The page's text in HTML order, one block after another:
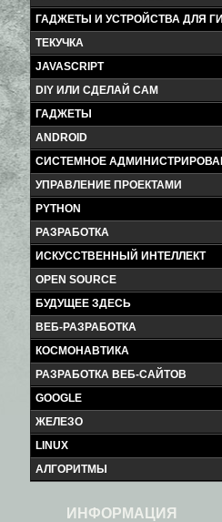
ГАДЖЕТЫ И УСТРОЙСТВА ДЛЯ
ТЕКУЧКА
JAVASCRIPT
DIY ИЛИ СДЕЛАЙ САМ
ГАДЖЕТЫ
ANDROID
СИСТЕМНОЕ
УПРАВЛЕНИЕ ПРОЕКТАМИ
PYTHON
РАЗРАБОТКА
ИСКУССТВЕННЫЙ ИНТЕЛЛЕКТ
OPEN SOURCE
БУДУЩЕЕ ЗДЕСЬ
ВЕБ-РАЗРАБОТКА
КОСМОНАВТИКА
РАЗРАБОТКА ВЕБ-САЙТОВ
GOOGLE
ЖЕЛЕЗО
LINUX
АЛГОРИТМЫ
ИНФОРМАЦИЯ